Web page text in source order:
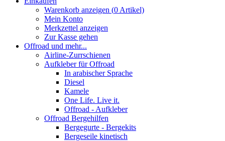
Warenkorb anzeigen (0 Artikel)
Mein Konto
Merkzettel anzeigen
Zur Kasse gehen
Offroad und mehr...
Airline-Zurrschienen
Aufkleber für Offroad
In arabischer Sprache
Diesel
Kamele
One Life. Live it.
Offroad - Aufkleber
Offroad Bergehilfen
Bergegurte - Bergekits
Bergeseile kinetisch